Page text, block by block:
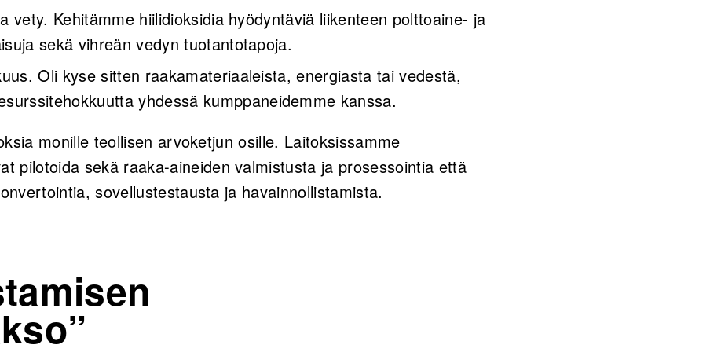
vety. Kehitämme hiilidioksidia hyödyntäviä liikenteen polttoaine- ja
sekä vihreän vedyn tuotantotapoja.
Oli kyse sitten raakamateriaaleista, energiasta tai vedestä,
yhdessä kumppaneidemme kanssa.
monille teollisen arvoketjun osille. Laitoksissamme
pilotoida sekä raaka-aineiden valmistusta ja prosessointia että
sovellustestausta ja havainnollistamista.